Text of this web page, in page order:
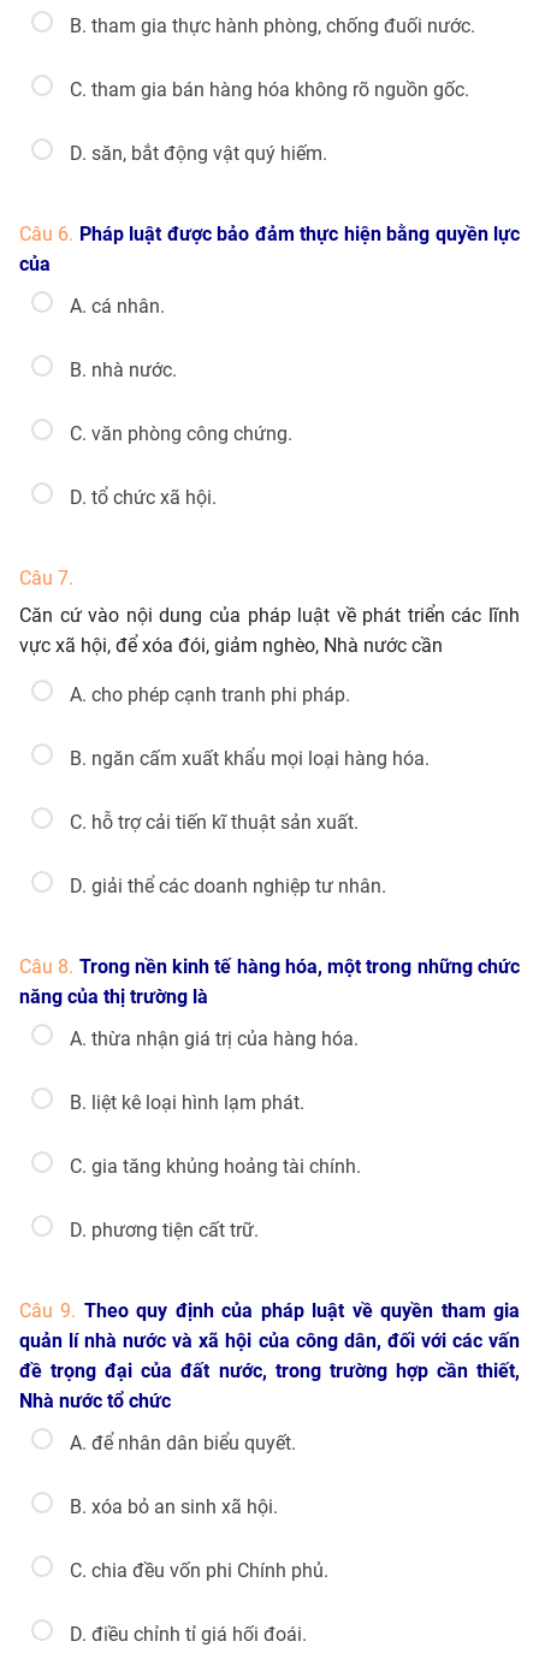
B. tham gia thực hành phòng, chống đuối nước.
C. tham gia bán hàng hóa không rõ nguồn gốc.
D. săn, bắt động vật quý hiếm.
Câu 6. Pháp luật được bảo đảm thực hiện bằng quyền lực
của
A. cá nhân.
B. nhà nước.
C. văn phòng công chứng.
D. tổ chức xã hội.
Câu 7.
Căn cứ vào nội dung của pháp luật về phát triển các lĩnh
vực xã hội, để xóa đói, giảm nghèo, Nhà nước cần
A. cho phép cạnh tranh phi pháp.
B. ngăn cấm xuất khẩu mọi loại hàng hóa.
C. hỗ trợ cải tiến kĩ thuật sản xuất.
D. giải thể các doanh nghiệp tư nhân.
Câu 8. Trong nền kinh tế hàng hóa, một trong những chức
năng của thị trường là
A. thừa nhận giá trị của hàng hóa.
B. liệt kê loại hình lạm phát.
C. gia tăng khủng hoảng tài chính.
D. phương tiện cất trữ.
Câu 9. Theo quy định của pháp luật về quyền tham gia
quản lí nhà nước và xã hội của công dân, đối với các vấn
đề trọng đại của đất nước, trong trường hợp cần thiết,
Nhà nước tổ chức
A. để nhân dân biểu quyết.
B. xóa bỏ an sinh xã hội.
C. chia đều vốn phi Chính phủ.
D. điều chỉnh tỉ giá hối đoái.